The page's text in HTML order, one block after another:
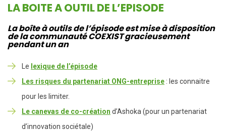
LA BOITE A OUTIL DE L’EPISODE
La boîte à outils de l’épisode est mise à disposition
de la communauté COEXIST gracieusement
pendant un an
Le lexique de l’épisode
Les risques du partenariat ONG-entreprise : les connaitre
pour les limiter.
Le canevas de co-création d’Ashoka (pour un partenariat
d’innovation sociétale)